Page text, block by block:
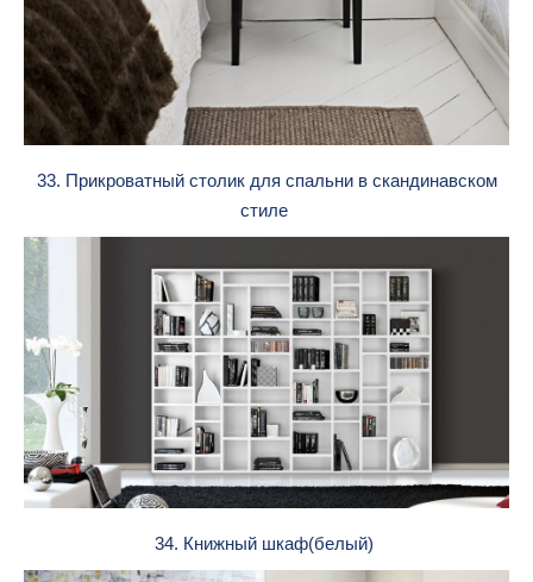
33. Прикроватный столик для спальни в скандинавском
стиле
34. Книжный шкаф(белый)